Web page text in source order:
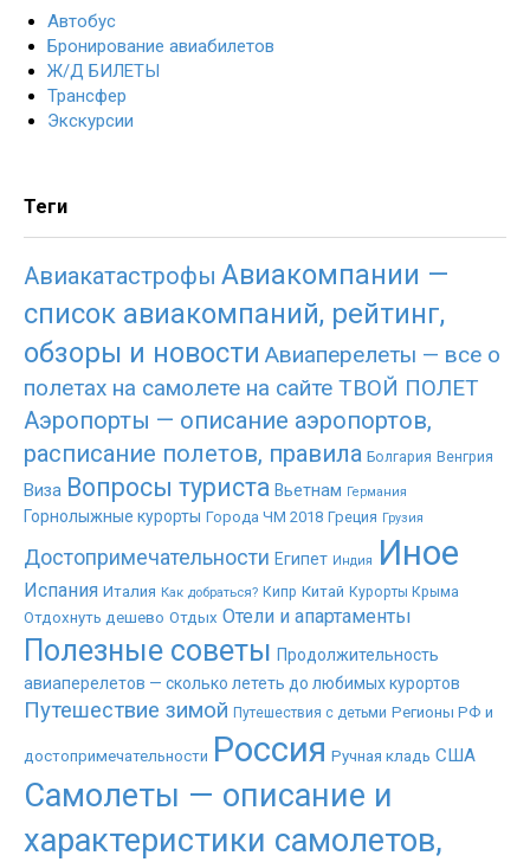
Автобус
Бронирование авиабилетов
Ж/Д БИЛЕТЫ
Трансфер
Экскурсии
Теги
Авиакатастрофы Авиакомпании —
список авиакомпаний, рейтинг,
обзоры и новости Авиаперелеты — все о
полетах на самолете на сайте ТВОЙ ПОЛЕТ
Аэропорты — описание аэропортов,
расписание полетов, правила Болгария Венгрия
Виза Вопросы туриста Вьетнам Германия
Горнолыжные курорты Города ЧМ 2018 Греция Грузия
Достопримечательности Египет Индия Иное
Испания Италия Как добраться? Кипр Китай Курорты Крыма
Отдохнуть дешево Отдых Отели и апартаменты
Полезные советы Продолжительность
авиаперелетов — сколько лететь до любимых курортов
Путешествие зимой Путешествия с детьми Регионы РФ и
достопримечательности Россия Ручная кладь США
Самолеты — описание и
характеристики самолетов,